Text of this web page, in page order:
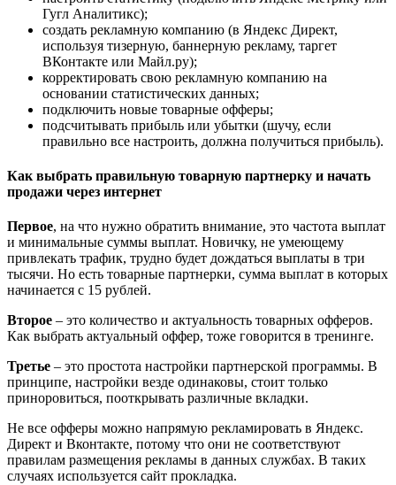
Гугл Аналитикс);
создать рекламную компанию (в Яндекс Директ,
используя тизерную, баннерную рекламу, таргет
ВКонтакте или Майл.ру);
корректировать свою рекламную компанию на
основании статистических данных;
подключить новые товарные офферы;
подсчитывать прибыль или убытки (шучу, если
правильно все настроить, должна получиться прибыль).
Как выбрать правильную товарную партнерку и начать
продажи через интернет
Первое, на что нужно обратить внимание, это частота выплат
и минимальные суммы выплат. Новичку, не умеющему
привлекать трафик, трудно будет дождаться выплаты в три
тысячи. Но есть товарные партнерки, сумма выплат в которых
начинается с 15 рублей.
Второе – это количество и актуальность товарных офферов.
Как выбрать актуальный оффер, тоже говорится в тренинге.
Третье – это простота настройки партнерской программы. В
принципе, настройки везде одинаковы, стоит только
приноровиться, пооткрывать различные вкладки.
Не все офферы можно напрямую рекламировать в Яндекс.
Директ и Вконтакте, потому что они не соответствуют
правилам размещения рекламы в данных службах. В таких
случаях используется сайт прокладка.